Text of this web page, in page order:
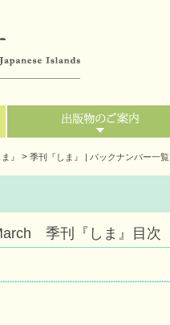
』 > 季刊『しま』 | バックナンバー一覧
季刊『しま』目次